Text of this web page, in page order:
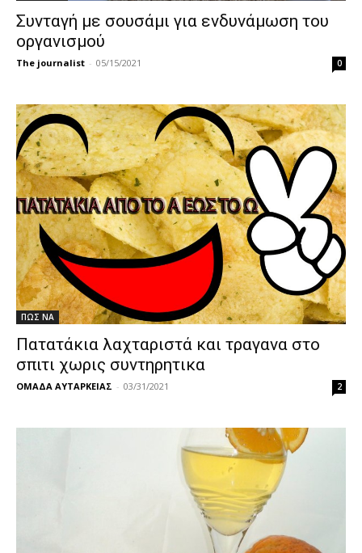
Συνταγή με σουσάμι για ενδυνάμωση του
οργανισμού
The journalist - 05/15/2021 0
ΠΩΣ ΝΑ
Πατατάκια λαχταριστά και τραγανα στο
σπιτι χωρις συντηρητικα
ΟΜΑΔΑ ΑΥΤΑΡΚΕΙΑΣ - 03/31/2021 2